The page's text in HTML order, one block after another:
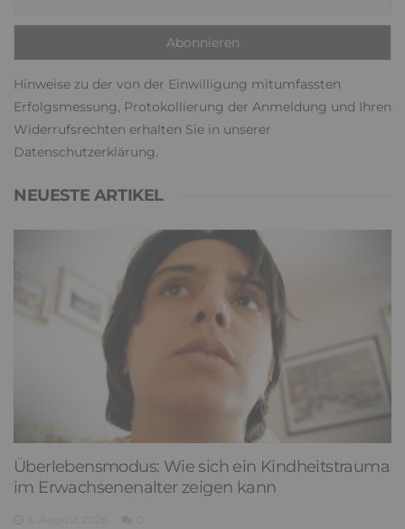
Hinweise zu der von der Einwilligung mitumfassten
Erfolgsmessung, Protokollierung der Anmeldung und Ihren
Widerrufsrechten erhalten Sie in unserer
Datenschutzerklärung.
NEUESTE ARTIKEL
Überlebensmodus: Wie sich ein Kindheitstrauma
im Erwachsenenalter zeigen kann